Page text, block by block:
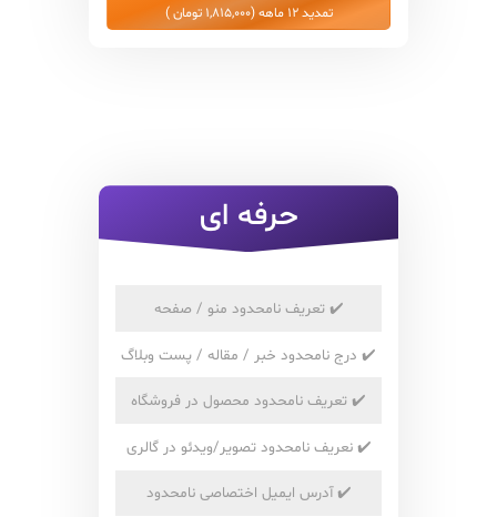
تمدید 12 ماهه (1,815,000 تومان )
حرفه ای
✔️تعریف نامحدود منو / صفحه
✔️ درج نامحدود خبر / مقاله / پست وبلاگ
✔️تعریف نامحدود محصول در فروشگاه
✔️نعریف نامحدود تصویر/ویدئو در گالری
✔️آدرس ایمیل اختصاصی نامحدود